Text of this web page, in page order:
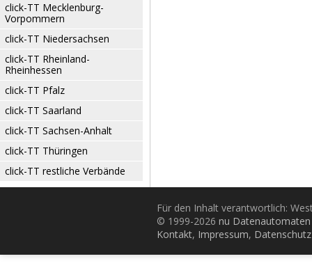
click-TT Mecklenburg-
Vorpommern
click-TT Niedersachsen
click-TT Rheinland-
Rheinhessen
click-TT Pfalz
click-TT Saarland
click-TT Sachsen-Anhalt
click-TT Thüringen
click-TT restliche Verbände
Für den Inhalt verantwortlich:
© 1999-2026 nu
Kontakt, Impressum, Datenschutz